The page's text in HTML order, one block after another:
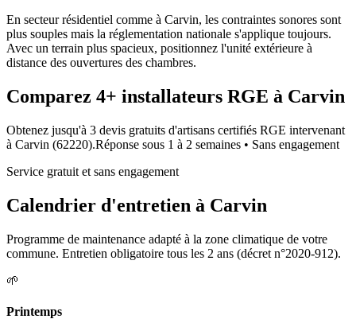
En secteur résidentiel comme à Carvin, les contraintes sonores sont
plus souples mais la réglementation nationale s'applique toujours.
Avec un terrain plus spacieux, positionnez l'unité extérieure à
distance des ouvertures des chambres.
Comparez 4+ installateurs RGE à Carvin
Obtenez jusqu'à 3 devis gratuits d'artisans certifiés RGE intervenant
à Carvin (62220).Réponse sous 1 à 2 semaines • Sans engagement
Service gratuit et sans engagement
Calendrier d'entretien à Carvin
Programme de maintenance adapté à la zone climatique de votre
commune. Entretien obligatoire tous les 2 ans (décret n°2020-912).
🌱
Printemps